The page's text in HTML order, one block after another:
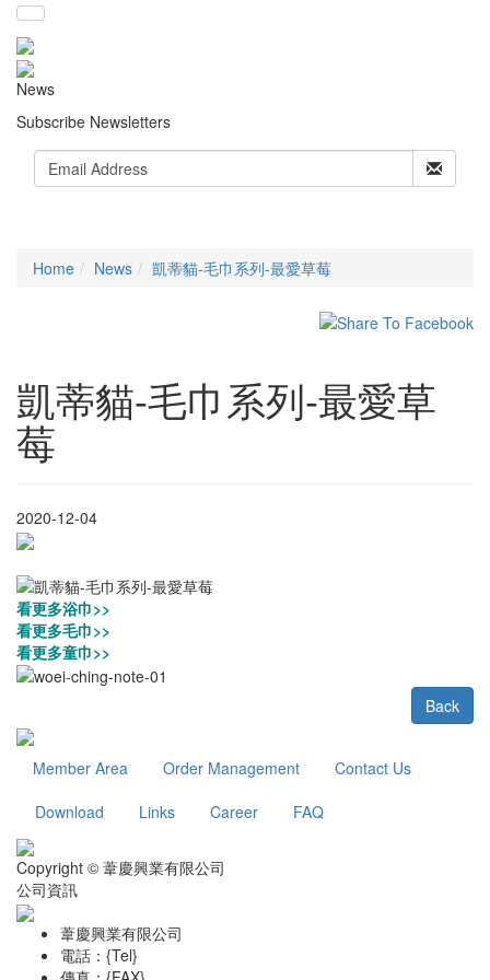
News
Subscribe Newsletters
Home News 凱蒂貓-毛巾系列-最愛草莓
凱蒂貓-毛巾系列-最愛草
莓
2020-12-04
看更多浴巾>>
看更多毛巾>>
看更多童巾>>
Back
Member Area Order Management
Contact Us
Download
Links Career FAQ
Copyright © 葦慶興業有限公司
公司資訊
葦慶興業有限公司
電話：{Tel}